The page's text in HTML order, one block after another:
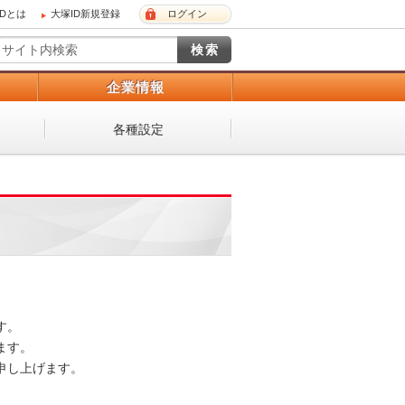
とは 大塚ID新規登録 ログイン
企業情報
各種設定
。
上げます。